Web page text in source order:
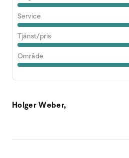
Service
Tjänst/pris
Område
Holger Weber,